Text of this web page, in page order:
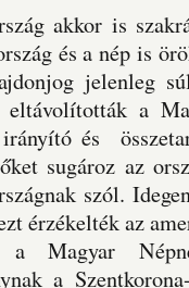
akkor is
és a nép is
jelenleg
eltávolították a
és
sugároz az
szól.
érzékelték az
a Magyar
a